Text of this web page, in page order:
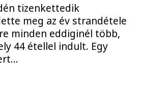
tizenkettedik
meg az év strandétele
minden eddiginél több,
44 étellel indult. Egy